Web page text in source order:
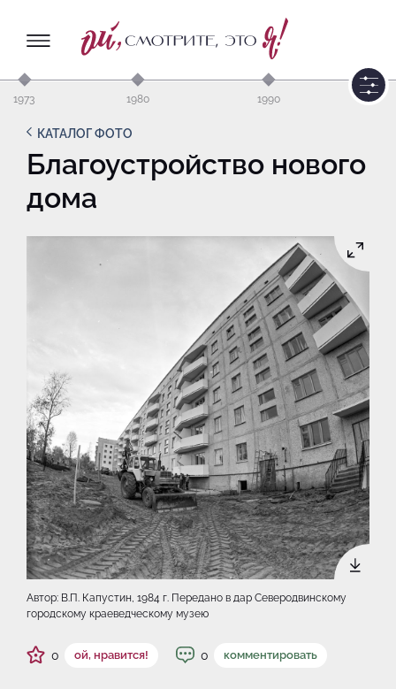
1973 1980 1990
КАТАЛОГ ФОТО
Благоустройство нового
дома
Автор: В.П. Капустин, 1984 г. Передано в дар Северодвинскому
городскому краеведческому музею
0 ой, нравится! 0 комментировать